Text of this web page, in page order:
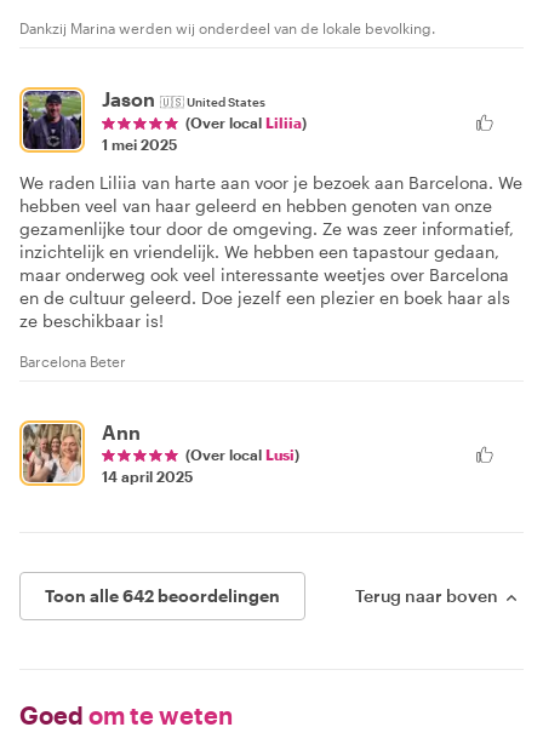
Dankzij Marina werden wij onderdeel van de lokale bevolking.
Jason 🇺🇸United States
(Over local Liliia)
1 mei 2025
We raden Liliia van harte aan voor je bezoek aan Barcelona. We
hebben veel van haar geleerd en hebben genoten van onze
gezamenlijke tour door de omgeving. Ze was zeer informatief,
inzichtelijk en vriendelijk. We hebben een tapastour gedaan,
maar onderweg ook veel interessante weetjes over Barcelona
en de cultuur geleerd. Doe jezelf een plezier en boek haar als
ze beschikbaar is!
Barcelona Beter
Ann
(Over local Lusi)
14 april 2025
Toon alle 642 beoordelingen Terug naar boven
Goed om te weten